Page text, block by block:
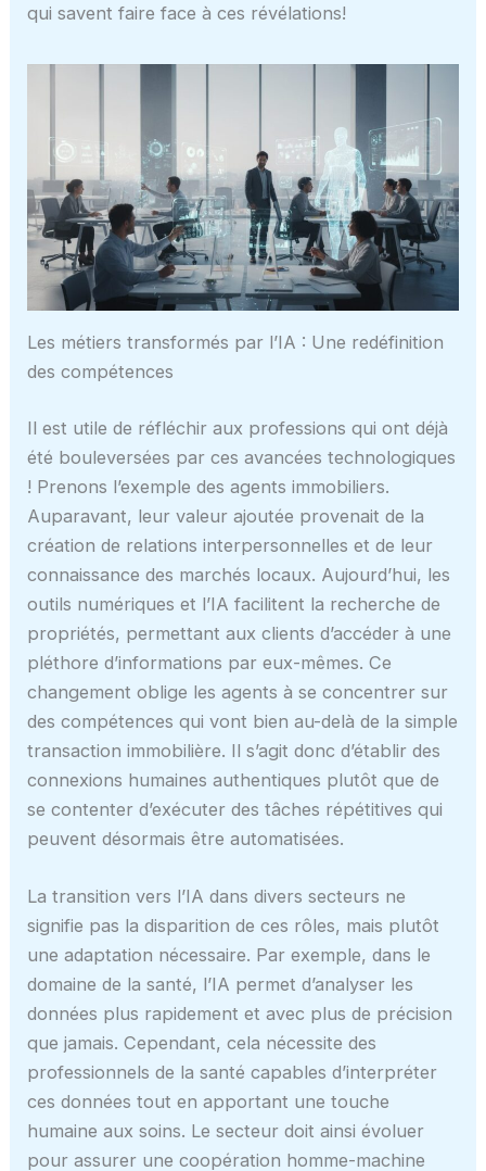
qui savent faire face à ces révélations!
Les métiers transformés par l’IA : Une redéfinition
des compétences
Il est utile de réfléchir aux professions qui ont déjà
été bouleversées par ces avancées technologiques
! Prenons l’exemple des agents immobiliers.
Auparavant, leur valeur ajoutée provenait de la
création de relations interpersonnelles et de leur
connaissance des marchés locaux. Aujourd’hui, les
outils numériques et l’IA facilitent la recherche de
propriétés, permettant aux clients d’accéder à une
pléthore d’informations par eux-mêmes. Ce
changement oblige les agents à se concentrer sur
des compétences qui vont bien au-delà de la simple
transaction immobilière. Il s’agit donc d’établir des
connexions humaines authentiques plutôt que de
se contenter d’exécuter des tâches répétitives qui
peuvent désormais être automatisées.
La transition vers l’IA dans divers secteurs ne
signifie pas la disparition de ces rôles, mais plutôt
une adaptation nécessaire. Par exemple, dans le
domaine de la santé, l’IA permet d’analyser les
données plus rapidement et avec plus de précision
que jamais. Cependant, cela nécessite des
professionnels de la santé capables d’interpréter
ces données tout en apportant une touche
humaine aux soins. Le secteur doit ainsi évoluer
pour assurer une coopération homme-machine